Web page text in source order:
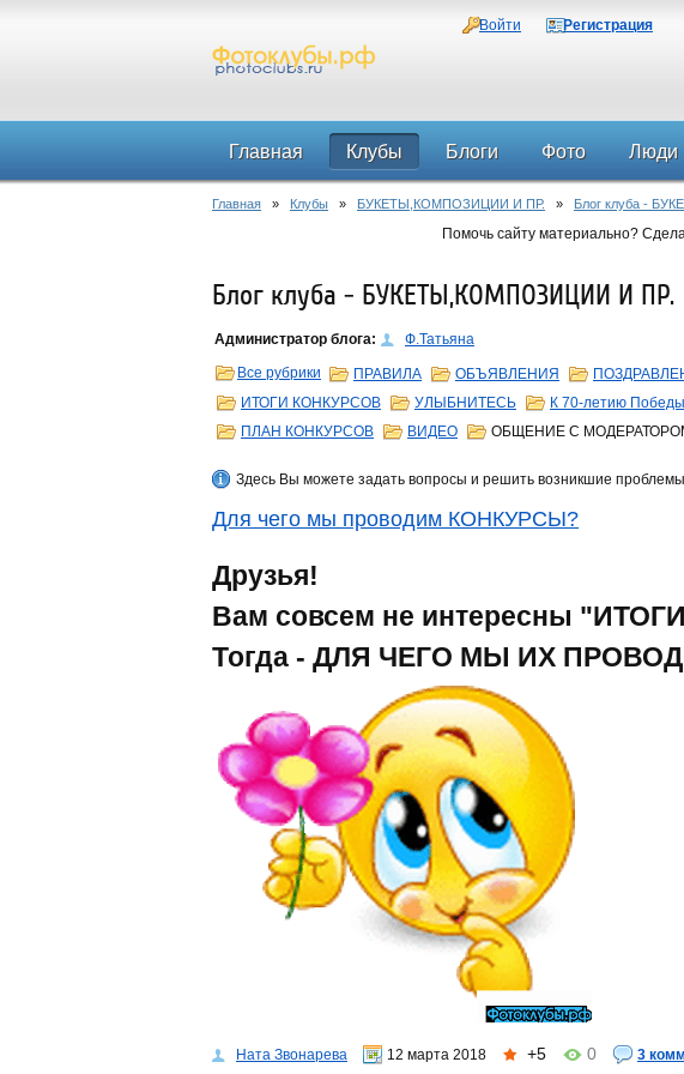
Войти Регистрация
Главная Клубы Блоги Фото Люди
Главная » Клубы » БУКЕТЫ,КОМПОЗИЦИИ И ПР. » Блог клуба -
Помочь сайту материально?
Блог клуба - БУКЕТЫ,КОМПОЗИЦИИ И ПР.
Администратор блога:
Ф.Татьяна
Все рубрики
ПРАВИЛА ОБЪЯВЛЕНИЯ
ИТОГИ КОНКУРСОВ
УЛЫБНИТЕСЬ К 70-летию Победы
ПЛАН КОНКУРСОВ
ВИДЕО ОБЩЕНИЕ С
Здесь Вы можете задать вопросы и решить возникшие
Для чего мы проводим КОНКУРСЫ?
Друзья!
Вам совсем не интересны
Тогда - ДЛЯ ЧЕГО МЫ ИХ
Ната Звонарева 12 марта 2018 +5 0 3